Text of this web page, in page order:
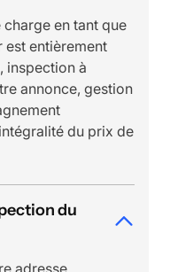
en tant que
est entièrement
inspection à
annonce, gestion
du prix de
du